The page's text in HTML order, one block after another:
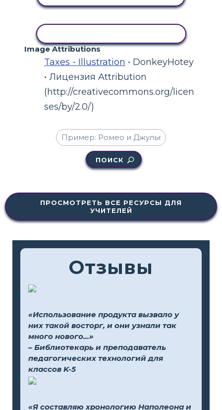
Image Attributions
Taxes - Illustration • DonkeyHotey
• Лицензия Attribution
(http://creativecommons.org/licen
ses/by/2.0/)
ПОИСК
ПРОСМОТРЕТЬ ВСЕ РЕСУРСЫ ДЛЯ
УЧИТЕЛЕЙ
Отзывы
«Использование продукта вызвало у
них такой восторг, и они узнали так
много нового...»
– Библиотекарь и преподаватель
педагогических технологий для
классов K-5
«Я составляю хронологию Наполеона и